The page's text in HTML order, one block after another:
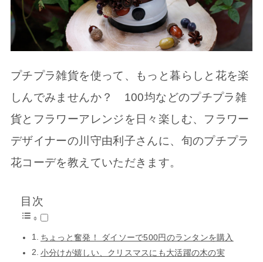
プチプラ雑貨を使って、もっと暮らしと花を楽
しんでみませんか？ 100均などのプチプラ雑
貨とフラワーアレンジを日々楽しむ、フラワー
デザイナーの川守由利子さんに、旬のプチプラ
花コーデを教えていただきます。
目次
ちょっと奮発！ ダイソーで500円のランタンを購入
小分けが嬉しい、クリスマスにも大活躍の木の実